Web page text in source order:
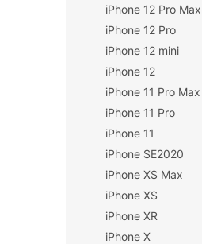
iPhone 12 Pro Max
iPhone 12 Pro
iPhone 12 mini
iPhone 12
iPhone 11 Pro Max
iPhone 11 Pro
iPhone 11
iPhone SE2020
iPhone XS Max
iPhone XS
iPhone XR
iPhone X